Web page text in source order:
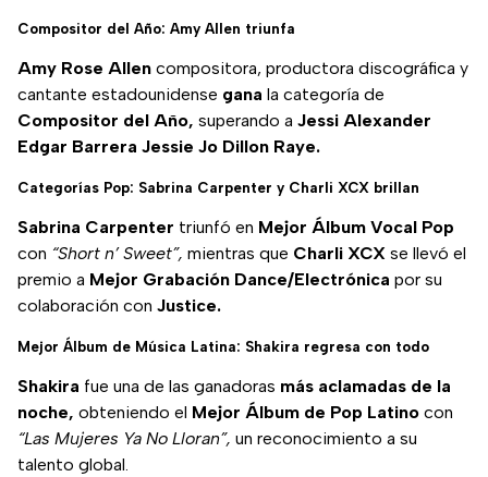
Compositor del Año: Amy Allen triunfa
Amy Rose Allen compositora, productora discográfica y
cantante estadounidense gana la categoría de
Compositor del Año, superando a Jessi Alexander
Edgar Barrera Jessie Jo Dillon Raye.
Categorías Pop: Sabrina Carpenter y Charli XCX brillan
Sabrina Carpenter triunfó en Mejor Álbum Vocal Pop
con “Short n’ Sweet”, mientras que Charli XCX se llevó el
premio a Mejor Grabación Dance/Electrónica por su
colaboración con Justice.
Mejor Álbum de Música Latina: Shakira regresa con todo
Shakira fue una de las ganadoras más aclamadas de la
noche, obteniendo el Mejor Álbum de Pop Latino con
“Las Mujeres Ya No Lloran”, un reconocimiento a su
talento global.